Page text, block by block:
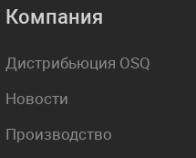
Компания
Дистрибьюция OSQ
Новости
Производство